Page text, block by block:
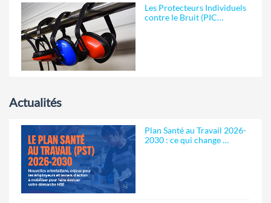
Les Protecteurs Individuels
contre le Bruit (PIC…
Actualités
Plan Santé au Travail 2026-
2030 : ce qui change …